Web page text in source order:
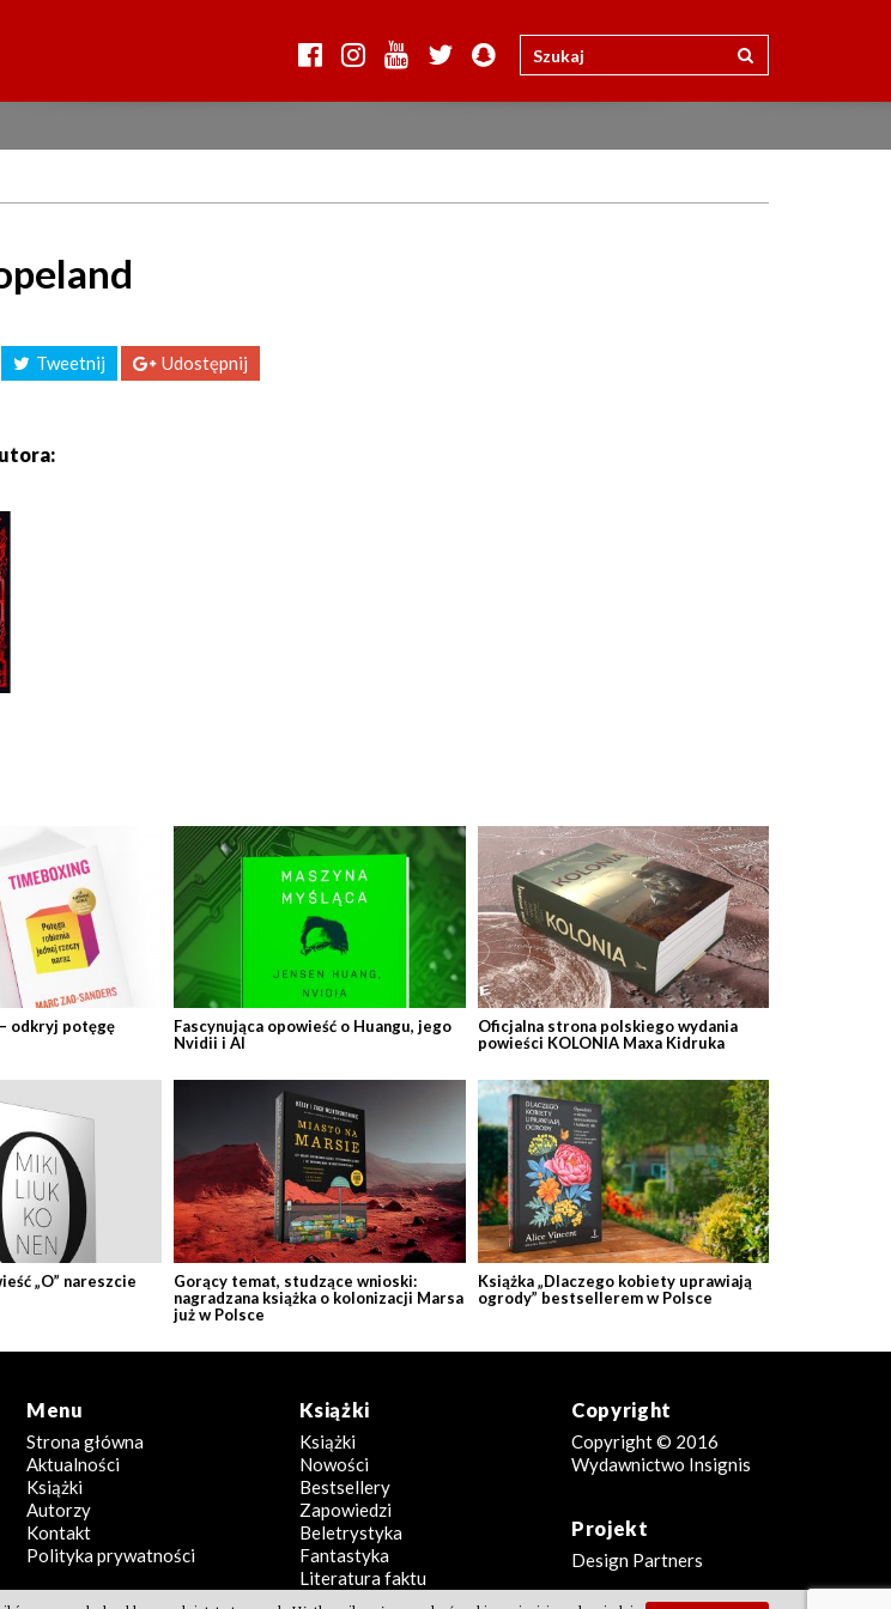
Tweetnij Udostępnij
odkryj potęgę
Fascynująca opowieść o Huangu, jego
Nvidii i AI
Oficjalna strona polskiego wydania
powieści KOLONIA Maxa Kidruka
„O” nareszcie
Gorący temat, studzące wnioski:
nagradzana książka o kolonizacji Marsa
już w Polsce
Książka „Dlaczego kobiety uprawiają
ogrody” bestsellerem w Polsce
Menu
Strona główna
Aktualności
Książki
Autorzy
Kontakt
Polityka prywatności
Książki
Książki
Nowości
Bestsellery
Zapowiedzi
Beletrystyka
Fantastyka
Literatura faktu
Poradniki
Copyright
Copyright © 2016
Wydawnictwo Insignis
Projekt
Design Partners